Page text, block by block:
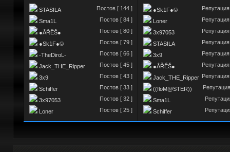
STASILA Постов [ 144 ]
Sma1L Постов [ 84 ]
●ẮŘỂŠ● Постов [ 80 ]
●Sk1F●© Постов [ 79 ]
-TheDiroL- Постов [ 66 ]
Jack_THE_Ripper Постов [ 45 ]
3x9 Постов [ 43 ]
Schiffer Постов [ 33 ]
3x97053 Постов [ 32 ]
Loner Постов [ 25 ]
●Sk1F●©
Loner
3x97053
STASILA
3x9
●ẮŘỂŠ●
Jack_THE_Ripper
((floM@STER))
Sma1L
Schiffer